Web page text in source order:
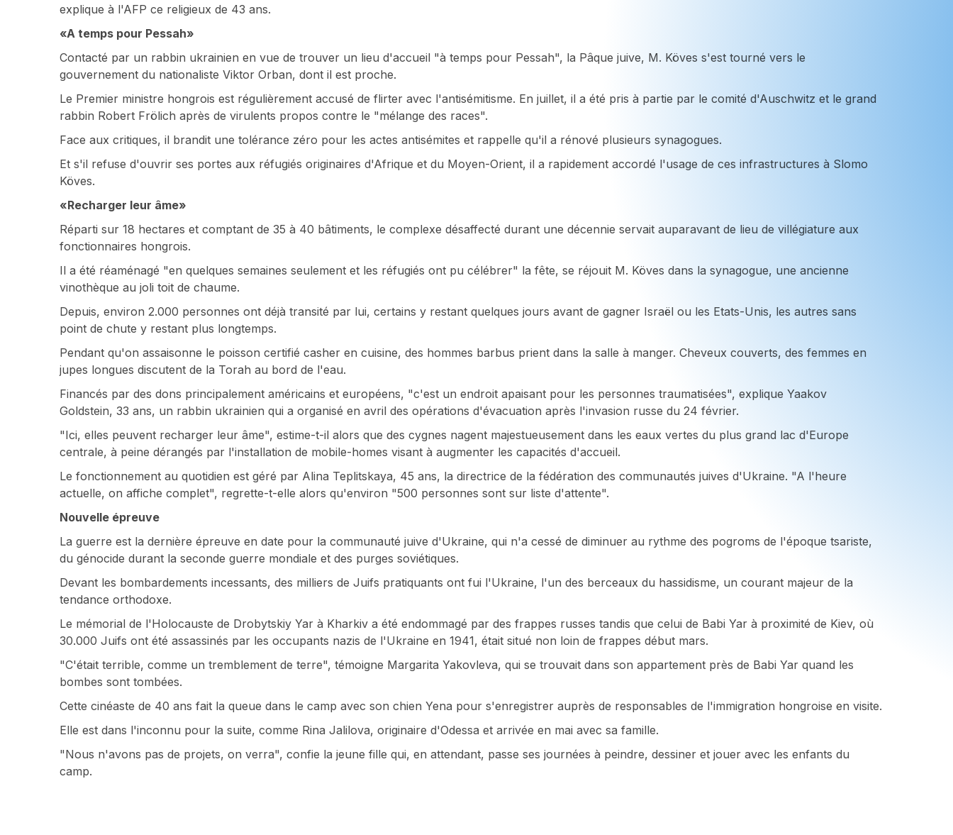
explique à l'AFP ce religieux de 43 ans.
«A temps pour Pessah»
Contacté par un rabbin ukrainien en vue de trouver un lieu d'accueil "à temps pour Pessah", la Pâque juive, M. Köves s'est tourné vers le
gouvernement du nationaliste Viktor Orban, dont il est proche.
Le Premier ministre hongrois est régulièrement accusé de flirter avec l'antisémitisme. En juillet, il a été pris à partie par le comité d'Auschwitz et le grand
rabbin Robert Frölich après de virulents propos contre le "mélange des races".
Face aux critiques, il brandit une tolérance zéro pour les actes antisémites et rappelle qu'il a rénové plusieurs synagogues.
Et s'il refuse d'ouvrir ses portes aux réfugiés originaires d'Afrique et du Moyen-Orient, il a rapidement accordé l'usage de ces infrastructures à Slomo
Köves.
«Recharger leur âme»
Réparti sur 18 hectares et comptant de 35 à 40 bâtiments, le complexe désaffecté durant une décennie servait auparavant de lieu de villégiature aux
fonctionnaires hongrois.
Il a été réaménagé "en quelques semaines seulement et les réfugiés ont pu célébrer" la fête, se réjouit M. Köves dans la synagogue, une ancienne
vinothèque au joli toit de chaume.
Depuis, environ 2.000 personnes ont déjà transité par lui, certains y restant quelques jours avant de gagner Israël ou les Etats-Unis, les autres sans
point de chute y restant plus longtemps.
Pendant qu'on assaisonne le poisson certifié casher en cuisine, des hommes barbus prient dans la salle à manger. Cheveux couverts, des femmes en
jupes longues discutent de la Torah au bord de l'eau.
Financés par des dons principalement américains et européens, "c'est un endroit apaisant pour les personnes traumatisées", explique Yaakov
Goldstein, 33 ans, un rabbin ukrainien qui a organisé en avril des opérations d'évacuation après l'invasion russe du 24 février.
"Ici, elles peuvent recharger leur âme", estime-t-il alors que des cygnes nagent majestueusement dans les eaux vertes du plus grand lac d'Europe
centrale, à peine dérangés par l'installation de mobile-homes visant à augmenter les capacités d'accueil.
Le fonctionnement au quotidien est géré par Alina Teplitskaya, 45 ans, la directrice de la fédération des communautés juives d'Ukraine. "A l'heure
actuelle, on affiche complet", regrette-t-elle alors qu'environ "500 personnes sont sur liste d'attente".
Nouvelle épreuve
La guerre est la dernière épreuve en date pour la communauté juive d'Ukraine, qui n'a cessé de diminuer au rythme des pogroms de l'époque tsariste,
du génocide durant la seconde guerre mondiale et des purges soviétiques.
Devant les bombardements incessants, des milliers de Juifs pratiquants ont fui l'Ukraine, l'un des berceaux du hassidisme, un courant majeur de la
tendance orthodoxe.
Le mémorial de l'Holocauste de Drobytskiy Yar à Kharkiv a été endommagé par des frappes russes tandis que celui de Babi Yar à proximité de Kiev, où
30.000 Juifs ont été assassinés par les occupants nazis de l'Ukraine en 1941, était situé non loin de frappes début mars.
"C'était terrible, comme un tremblement de terre", témoigne Margarita Yakovleva, qui se trouvait dans son appartement près de Babi Yar quand les
bombes sont tombées.
Cette cinéaste de 40 ans fait la queue dans le camp avec son chien Yena pour s'enregistrer auprès de responsables de l'immigration hongroise en visite.
Elle est dans l'inconnu pour la suite, comme Rina Jalilova, originaire d'Odessa et arrivée en mai avec sa famille.
"Nous n'avons pas de projets, on verra", confie la jeune fille qui, en attendant, passe ses journées à peindre, dessiner et jouer avec les enfants du
camp.